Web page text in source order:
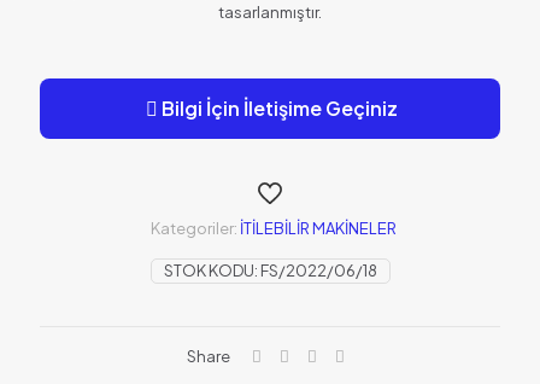
tasarlanmıştır.
Bilgi İçin İletişime Geçiniz
STOK KODU: FS/2022/06/18
Kategoriler: İTİLEBİLİR MAKİNELER
Share